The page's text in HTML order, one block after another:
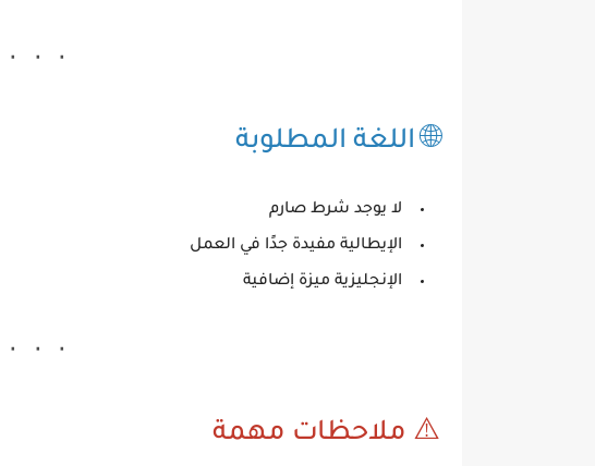
🌐 اللغة المطلوبة
لا يوجد شرط صارم
الإيطالية مفيدة جدًا في العمل
الإنجليزية ميزة إضافية
⚠️ ملاحظات مهمة